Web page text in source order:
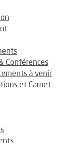
Conférences
à venir
et Carnet